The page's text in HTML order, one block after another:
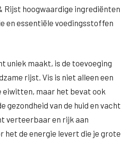
Rijst hoogwaardige ingrediënten
en essentiële voedingsstoffen
uniek maakt, is de toevoeging
rijst. Vis is niet alleen een
eiwitten, maar het bevat ook
gezondheid van de huid en vacht
verteerbaar en rijk aan
het de energie levert die je grote